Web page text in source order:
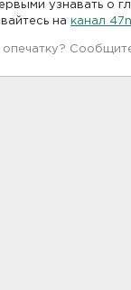
узнавать о
на канал
опечатку?